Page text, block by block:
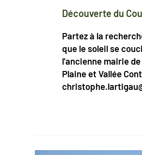
Découverte du
Partez à la
que le soleil se
l'ancienne mairie
Plaine et Vallée